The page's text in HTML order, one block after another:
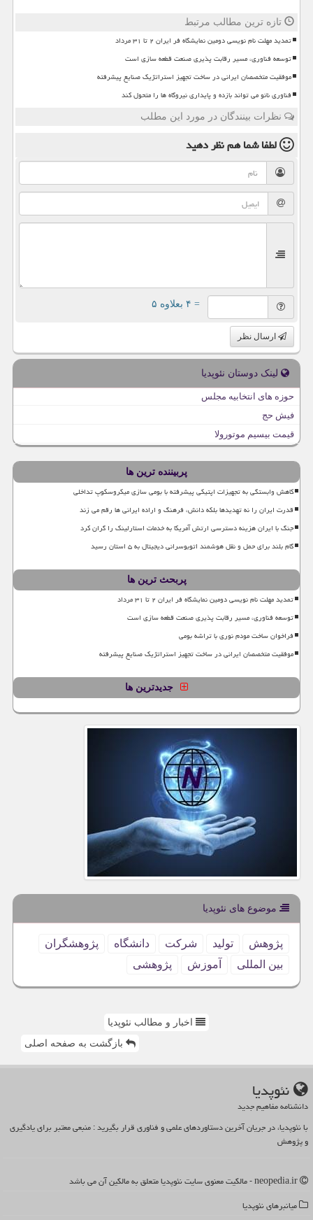
تازه ترین مطالب مرتبط
تمدید مهلت نام نویسی دومین نمایشگاه فر ایران ۲ تا ۳۱ مرداد
توسعه فناوری، مسیر رقابت پذیری صنعت قطعه سازی است
موفقیت متخصصان ایرانی در ساخت تجهیز استراتژیک صنایع پیشرفته
فناوری نانو می تواند بازده و پایداری نیروگاه ها را متحول کند
نظرات بینندگان در مورد این مطلب
لطفا شما همنظر دهید
= ۴ بعلاوه ۵
ارسال نظر
لینک دوستان نئوپدیا
حوزه های انتخابیه مجلس
فیش حج
قیمت بیسیم موتورولا
پربیننده ترین ها
کاهش وابستگی به تجهیزات اپتیکی پیشرفته با بومی سازی میکروسکوپ تداخلی
قدرت ایران را نه تهدیدها بلکه دانش، فرهنگ و اراده ایرانی ها رقم می زند
جنگ با ایران هزینه دسترسی ارتش آمریکا به خدمات استارلینک را گران کرد
گام بلند برای حمل و نقل هوشمند اتوبوسرانی دیجیتال به ۵ استان رسید
پربحث ترین ها
تمدید مهلت نام نویسی دومین نمایشگاه فر ایران ۲ تا ۳۱ مرداد
توسعه فناوری، مسیر رقابت پذیری صنعت قطعه سازی است
فراخوان ساخت مودم نوری با تراشه بومی
موفقیت متخصصان ایرانی در ساخت تجهیز استراتژیک صنایع پیشرفته
جدیدترین ها
موضوع های نئوپدیا
پژوهش تولید شركت دانشگاه
پژوهشگران
بین المللی
آموزش پژوهشی
اخبار و مطالب نئوپدیا
بازگشت به صفحه اصلی
نئوپدیا
دانشنامه مفاهیم جدید
با نئوپدیا، در جریان آخرین دستاوردهای علمی و فناوری قرار بگیرید : منبعی معتبر برای یادگیری
و پژوهش
میانبرهای نئوپدیا